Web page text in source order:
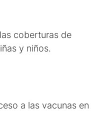
coberturas de
y niños.
a las vacunas en